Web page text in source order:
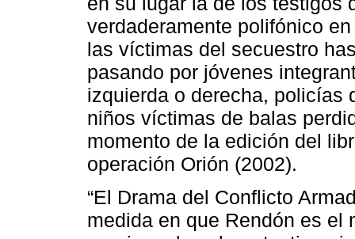
verdaderamente polifónico
las víctimas del secuestro
pasando por jóvenes
izquierda o derecha, policías
niños víctimas de balas
momento de la edición del
operación Orión (2002).
“El Drama del Conflicto
medida en que Rendón es el